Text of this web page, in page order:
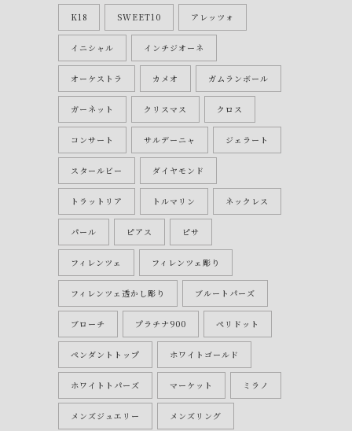
K18 SWEET10 アレッツォ
イニシャル インチジオーネ
オーケストラ カメオ ガムランボール
ガーネット クリスマス クロス
コンサート サルデーニャ ジェラート
スタールビー ダイヤモンド
トラットリア トルマリン ネックレス
パール ピアス ピサ
フィレンツェ フィレンツェ彫り
フィレンツェ透かし彫り ブルートパーズ
ブローチ プラチナ900 ペリドット
ペンダントトップ ホワイトゴールド
ホワイトトパーズ マーケット ミラノ
メンズジュエリー メンズリング